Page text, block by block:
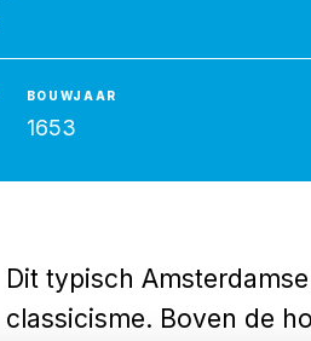
BOUWJAAR
1653
Dit typisch
classicisme. Boven de